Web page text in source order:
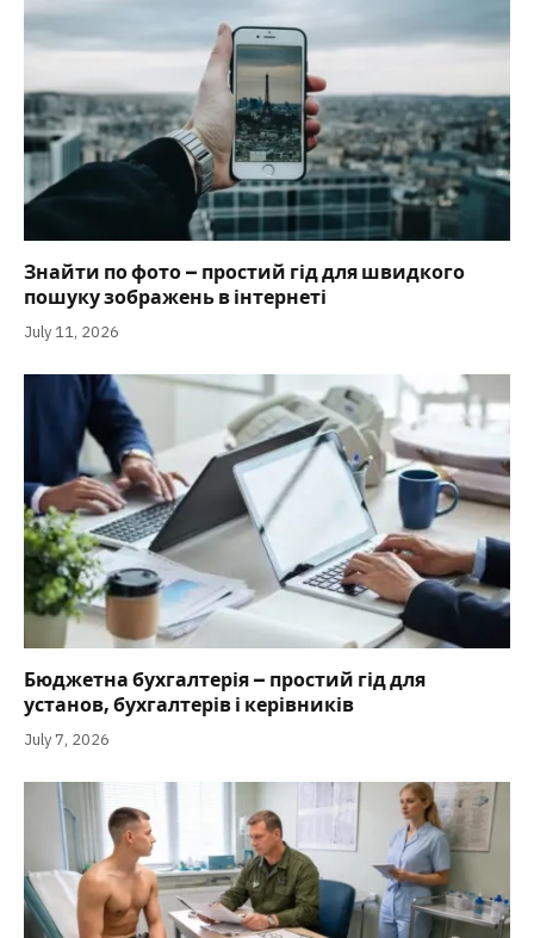
Знайти по фото – простий гід для швидкого
пошуку зображень в інтернеті
July 11, 2026
Бюджетна бухгалтерія – простий гід для
установ, бухгалтерів і керівників
July 7, 2026